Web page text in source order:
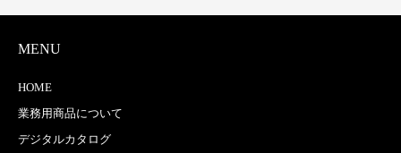
MENU
HOME
業務用商品について
デジタルカタログ